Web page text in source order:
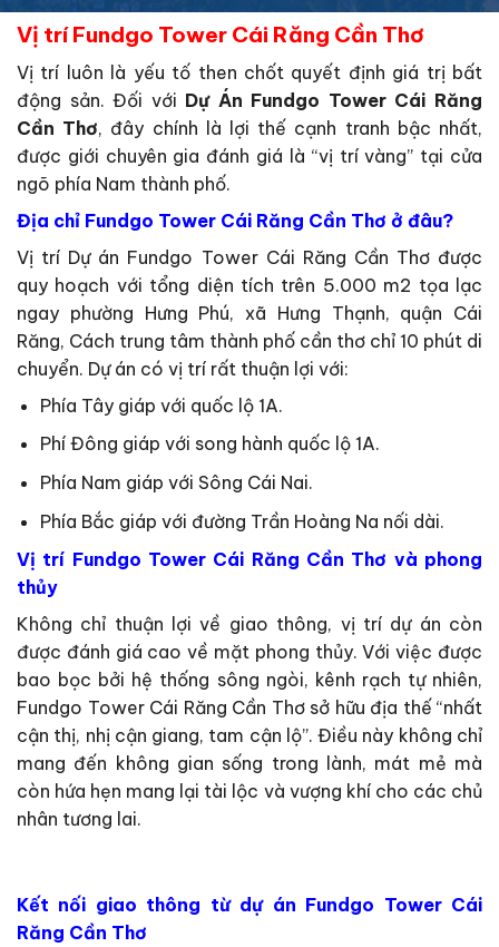
Vị trí Fundgo Tower Cái Răng Cần Thơ
Vị trí luôn là yếu tố then chốt quyết định giá trị bất
động sản. Đối với Dự Án Fundgo Tower Cái Răng
Cần Thơ, đây chính là lợi thế cạnh tranh bậc nhất,
được giới chuyên gia đánh giá là “vị trí vàng” tại cửa
ngõ phía Nam thành phố.
Địa chỉ Fundgo Tower Cái Răng Cần Thơ ở đâu?
Vị trí Dự án Fundgo Tower Cái Răng Cần Thơ được
quy hoạch với tổng diện tích trên 5.000 m2 tọa lạc
ngay phường Hưng Phú, xã Hưng Thạnh, quận Cái
Răng, Cách trung tâm thành phố cần thơ chỉ 10 phút di
chuyển. Dự án có vị trí rất thuận lợi với:
Phía Tây giáp với quốc lộ 1A.
Phí Đông giáp với song hành quốc lộ 1A.
Phía Nam giáp với Sông Cái Nai.
Phía Bắc giáp với đường Trần Hoàng Na nối dài.
Vị trí Fundgo Tower Cái Răng Cần Thơ và phong
thủy
Không chỉ thuận lợi về giao thông, vị trí dự án còn
được đánh giá cao về mặt phong thủy. Với việc được
bao bọc bởi hệ thống sông ngòi, kênh rạch tự nhiên,
Fundgo Tower Cái Răng Cần Thơ sở hữu địa thế “nhất
cận thị, nhị cận giang, tam cận lộ”. Điều này không chỉ
mang đến không gian sống trong lành, mát mẻ mà
còn hứa hẹn mang lại tài lộc và vượng khí cho các chủ
nhân tương lai.
Kết nối giao thông từ dự án Fundgo Tower Cái
Răng Cần Thơ